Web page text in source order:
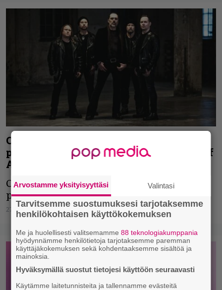
Charon julkaisi uutta musiikkia
paluukeikkojen tueksi – kuuntele Fall of
Angels
Charon tekee viikonloppuna odotetun
paluun lavoille.
27.08.2025 Vesa Siltanen
Arvostamme yksityisyyttäsi Valintasi
Tarvitsemme suostumuksesi tarjotaksemme
henkilökohtaisen käyttökokemuksen
Me ja huolellisesti valitsemamme88 teknologiakumppania
hyödynnämme henkilötietoja tarjotaksemme paremman
käyttäjäkokemuksen sekä kohdentaaksemme sisältöä ja
mainoksia.
Hyväksymällä suostut tietojesi käyttöön seuraavasti
Käytämme laitetunnisteita ja tallennamme evästeitä